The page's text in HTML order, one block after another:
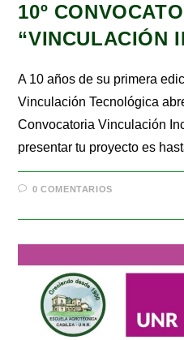
10º
“VINCULACIÓN
A 10 años de su primera
Vinculación Tecnológica
Convocatoria Vinculación
presentar tu proyecto es
0 COMENTARIOS